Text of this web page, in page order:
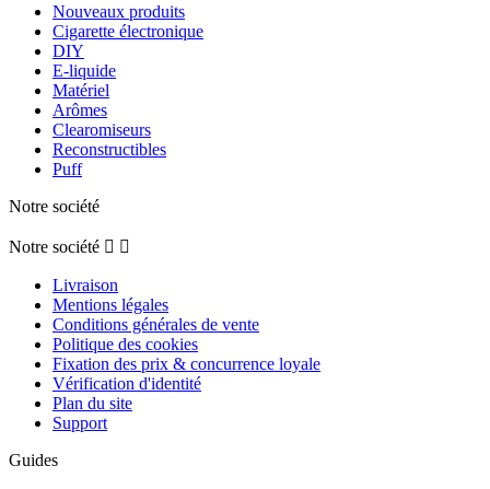
Nouveaux produits
Cigarette électronique
DIY
E-liquide
Matériel
Arômes
Clearomiseurs
Reconstructibles
Puff
Notre société
Notre société  
Livraison
Mentions légales
Conditions générales de vente
Politique des cookies
Fixation des prix & concurrence loyale
Vérification d'identité
Plan du site
Support
Guides